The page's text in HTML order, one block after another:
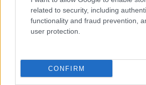
related to security, including
functionality and fraud prevention,
user protection.
CONFIRM